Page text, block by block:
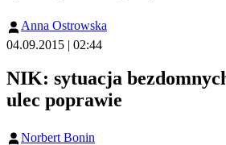
Anna Ostrowska
04.09.2015 | 02:44
NIK: sytuacja
ulec poprawie
Norbert Bonin